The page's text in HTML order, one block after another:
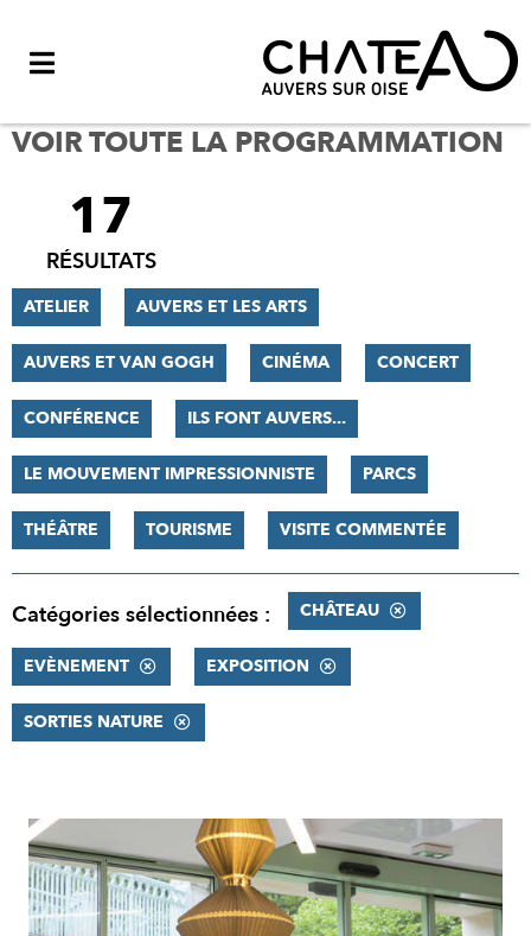
VOIR TOUTE LA PROGRAMMATION
FILTRER
RÉSULTATS
17
RÉSULTATS
ATELIER AUVERS ET LES ARTS
AUVERS ET VAN GOGH CINÉMA CONCERT
CONFÉRENCE ILS FONT AUVERS...
LE MOUVEMENT IMPRESSIONNISTE PARCS
THÉÂTRE TOURISME VISITE COMMENTÉE
Catégories sélectionnées : CHÂTEAU
EVÈNEMENT EXPOSITION
SORTIES NATURE
RÉSULTATS